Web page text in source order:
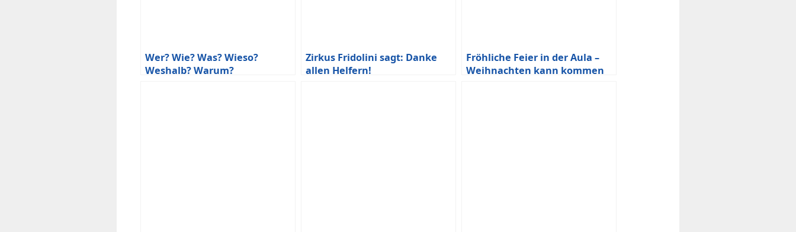
Wer? Wie? Was? Wieso?
Weshalb? Warum?
Zirkus Fridolini sagt: Danke
allen Helfern!
Fröhliche Feier in der Aula –
Weihnachten kann kommen